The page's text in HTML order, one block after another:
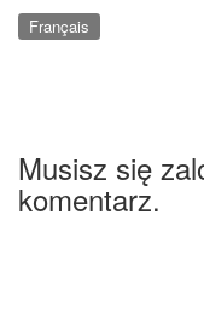
Français
Musisz się
komentarz.